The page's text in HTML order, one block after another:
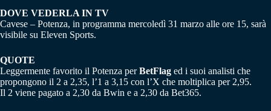
DOVE VEDERLA IN TV
Cavese – Potenza, in programma mercoledì 31 marzo alle ore 15, sarà
visibile su Eleven Sports.
QUOTE
Leggermente favorito il Potenza perBetFlag ed i suoi analisti che
propongono il 2 a 2,35, l’1 a 3,15 con l’X che moltiplica per 2,95.
Il 2 viene pagato a 2,30 da Bwin e a 2,30 da Bet365.